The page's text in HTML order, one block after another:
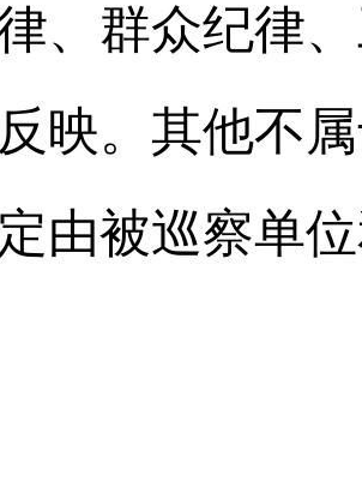
、群众纪律
映。其他不
由被巡察单